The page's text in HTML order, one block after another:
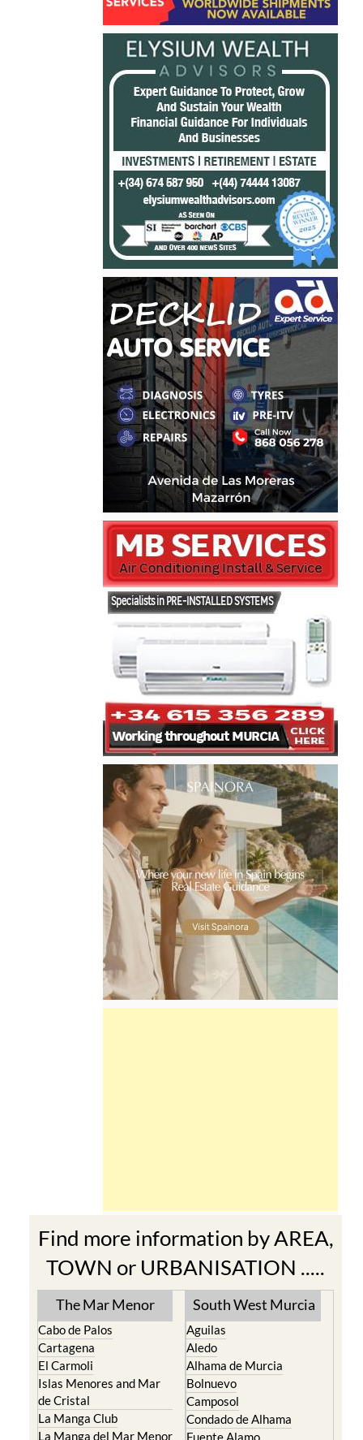
Cartagena
Islas Menores and Mar
de Cristal
La Manga Club
La Manga del Mar Menor
La Puebla
La Torre Golf Resort
La Union
Los Alcazares
Los Belones
Los Nietos
Aledo
Alhama de Murcia
Bolnuevo
Camposol
Condado de Alhama
Fuente Alamo
Hacienda del Alamo Golf
Resort
Lorca
Mazarron
Puerto de Mazarron
Puerto Lumbreras